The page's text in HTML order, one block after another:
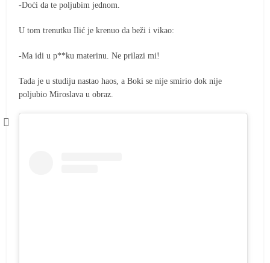
-Doći da te poljubim jednom.
U tom trenutku Ilić je krenuo da beži i vikao:
-Ma idi u p**ku materinu. Ne prilazi mi!
Tada je u studiju nastao haos, a Boki se nije smirio dok nije
poljubio Miroslava u obraz.